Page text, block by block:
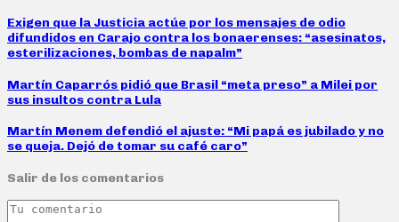
Exigen que la Justicia actúe por los mensajes de odio
difundidos en Carajo contra los bonaerenses: “asesinatos,
esterilizaciones, bombas de napalm”
Martín Caparrós pidió que Brasil “meta preso” a Milei por
sus insultos contra Lula
Martín Menem defendió el ajuste: “Mi papá es jubilado y no
se queja. Dejó de tomar su café caro”
Salir de los comentarios